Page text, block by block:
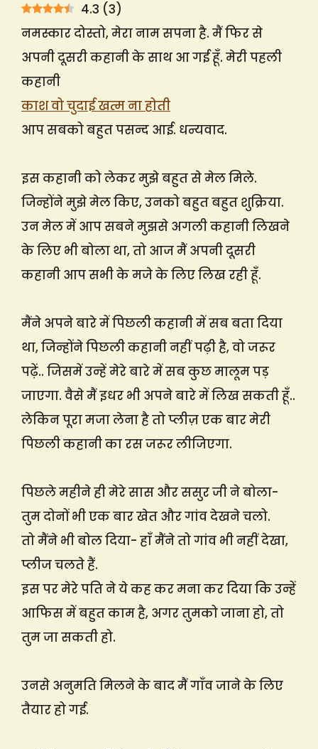
4.3 (3)
नमस्कार दोस्तो, मेरा नाम सपना है. मैं फिर से
अपनी दूसरी कहानी के साथ आ गई हूँ. मेरी पहली
कहानी
काश वो चुदाई खत्म ना होती
आप सबको बहुत पसन्द आई. धन्यवाद.
इस कहानी को लेकर मुझे बहुत से मेल मिले.
जिन्होंने मुझे मेल किए, उनको बहुत बहुत शुक्रिया.
उन मेल में आप सबने मुझसे अगली कहानी लिखने
के लिए भी बोला था, तो आज मैं अपनी दूसरी
कहानी आप सभी के मजे के लिए लिख रही हूँ.
मैंने अपने बारे में पिछली कहानी में सब बता दिया
था, जिन्होंने पिछली कहानी नहीं पढ़ी है, वो जरूर
पढ़ें.. जिसमें उन्हें मेरे बारे में सब कुछ मालूम पड़
जाएगा. वैसे मैं इधर भी अपने बारे में लिख सकती हूँ..
लेकिन पूरा मजा लेना है तो प्लीज़ एक बार मेरी
पिछली कहानी का रस जरूर लीजिएगा.
पिछले महीने ही मेरे सास और ससुर जी ने बोला-
तुम दोनों भी एक बार खेत और गांव देखने चलो.
तो मैंने भी बोल दिया- हाँ मैंने तो गांव भी नहीं देखा,
प्लीज चलते हैं.
इस पर मेरे पति ने ये कह कर मना कर दिया कि उन्हें
आफिस में बहुत काम है, अगर तुमको जाना हो, तो
तुम जा सकती हो.
उनसे अनुमति मिलने के बाद मैं गाँव जाने के लिए
तैयार हो गई.